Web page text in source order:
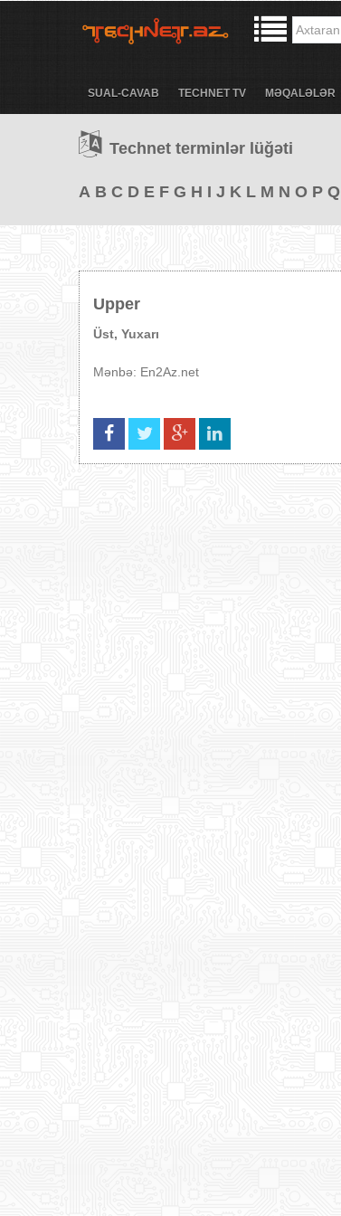
SUAL-CAVAB TECHNET TV MƏQALƏLƏR
Technet terminlər lüğəti
A B C D E F G H I J K L M N O P Q
Upper
Üst, Yuxarı
Mənbə: En2Az.net